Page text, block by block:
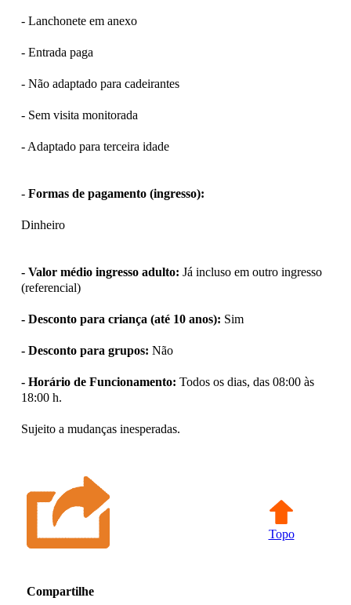
- Lanchonete em anexo
- Entrada paga
- Não adaptado para cadeirantes
- Sem visita monitorada
- Adaptado para terceira idade
- Formas de pagamento (ingresso):
Dinheiro
- Valor médio ingresso adulto: Já incluso em outro ingresso
(referencial)
- Desconto para criança (até 10 anos): Sim
- Desconto para grupos: Não
- Horário de Funcionamento: Todos os dias, das 08:00 às
18:00 h.
Sujeito a mudanças inesperadas.
Topo
Compartilhe